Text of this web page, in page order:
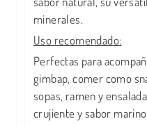
minerales.
Uso recomendado:
Perfectas para
gimbap, comer como
sopas, ramen y
crujiente y sabor